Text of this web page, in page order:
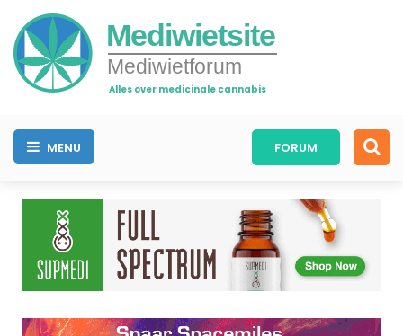
Mediwietsite
Mediwietforum
Alles over medicinale cannabis
MENU FORUM